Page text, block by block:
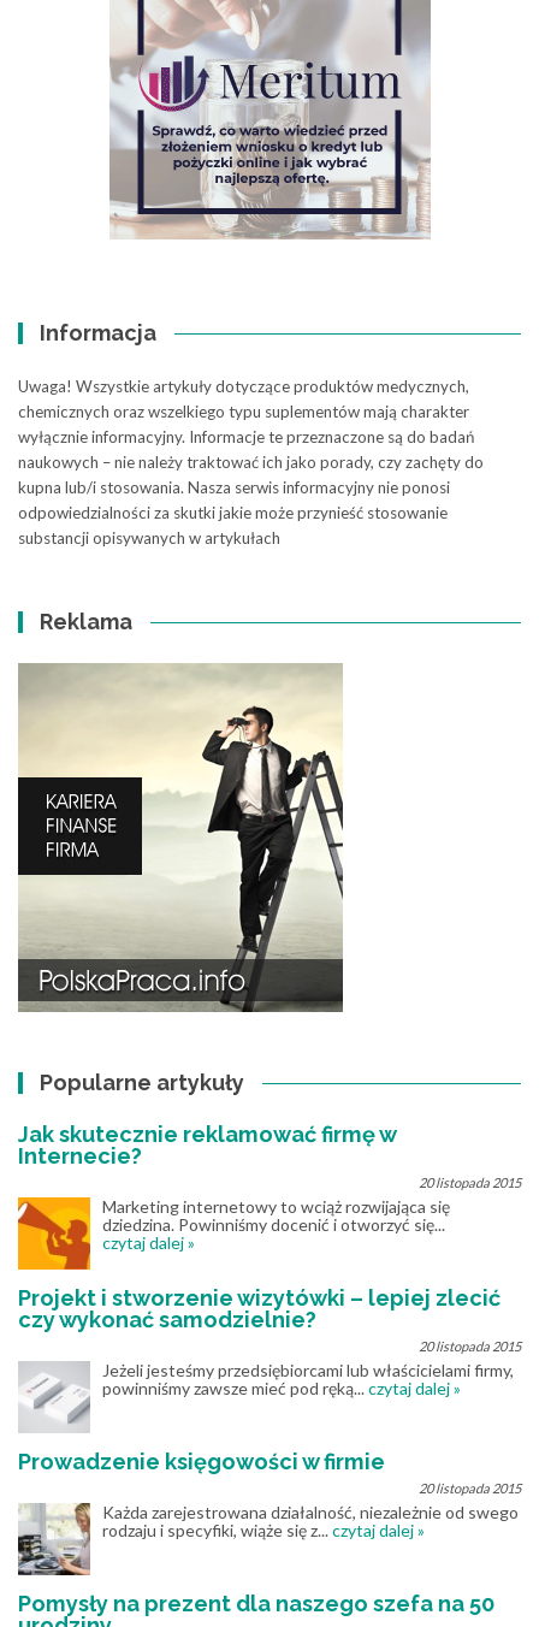
Informacja
Uwaga! Wszystkie artykuły dotyczące produktów medycznych,
chemicznych oraz wszelkiego typu suplementów mają charakter
wyłącznie informacyjny. Informacje te przeznaczone są do badań
naukowych – nie należy traktować ich jako porady, czy zachęty do
kupna lub/i stosowania. Nasza serwis informacyjny nie ponosi
odpowiedzialności za skutki jakie może przynieść stosowanie
substancji opisywanych w artykułach
Reklama
Popularne artykuły
Jak skutecznie reklamować firmę w
Internecie?
20 listopada 2015
Marketing internetowy to wciąż rozwijająca się
dziedzina. Powinniśmy docenić i otworzyć się...
czytaj dalej »
Projekt i stworzenie wizytówki – lepiej zlecić
czy wykonać samodzielnie?
20 listopada 2015
Jeżeli jesteśmy przedsiębiorcami lub właścicielami firmy,
powinniśmy zawsze mieć pod ręką...czytaj dalej »
Prowadzenie księgowości w firmie
20 listopada 2015
Każda zarejestrowana działalność, niezależnie od swego
rodzaju i specyfiki, wiąże się z...czytaj dalej »
Pomysły na prezent dla naszego szefa na 50